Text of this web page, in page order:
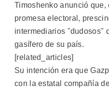
Timoshenko anunció que,
promesa electoral,
intermediarios "dudosos"
gasífero de su país.
[related_articles]
Su intención era que
con la estatal compañía